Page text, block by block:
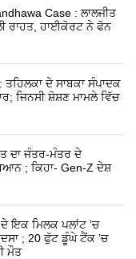
Case : ਲਾਲਜੀਤ
ਰਾਹਤ, ਹਾਈਕੋਰਟ ਨੇ ਫੋਨ
ਤਹਿਲਕਾ ਦੇ ਸਾਬਕਾ ਸੰਪਾਦਕ
ਜਿਨਸੀ ਸ਼ੋਸ਼ਣ ਮਾਮਲੇ ਵਿੱਚ
ਦਾ ਜੰਤਰ-ਮੰਤਰ ਦੇ
; ਕਿਹਾ- Gen-Z ਦੇਸ਼
ਇਕ ਮਿਲਕ ਪਲਾਂਟ ’ਚ
; 20 ਫੁੱਟ ਡੂੰਘੇ ਟੈਂਕ ’ਚ
ਮੌਤ